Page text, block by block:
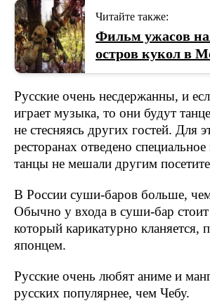
Читайте также:
Фильм ужасов
остров кукол в
Русские очень несдержанны, и
играет музыка, то они будут
не стесняясь других гостей. Для
ресторанах отведено
танцы не мешали другим
В России суши-баров больше,
Обычно у входа в суши-бар стоит
который карикатурно кланяется,
японцем.
Русские очень любят аниме и
русских популярнее, чем Чебу.